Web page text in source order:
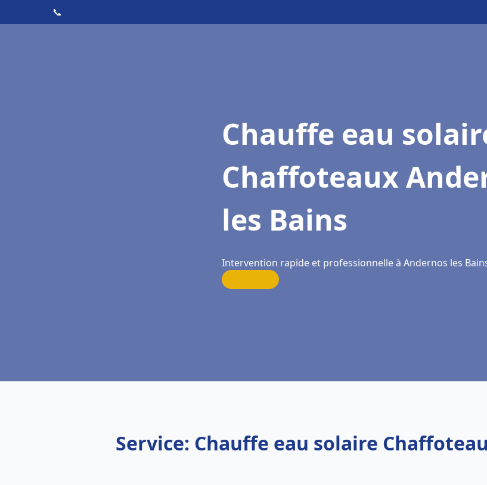
📞
Chauffe eau
Chaffoteaux
les Bains
Intervention rapide et professionnelle à Andernos les
Service: Chauffe eau solaire